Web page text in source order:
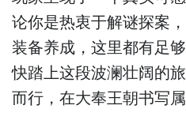
论你是热衷于解谜探案
装备养成，这里都有足
快踏上这段波澜壮阔的
而行，在大奉王朝书写